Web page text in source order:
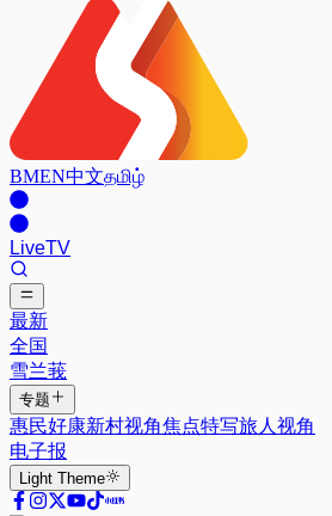
BMEN中文தமிழ்
LiveTV
最新
全国
雪兰莪
专题
惠民好康新村视角焦点特写旅人视角
电子报
Light Theme